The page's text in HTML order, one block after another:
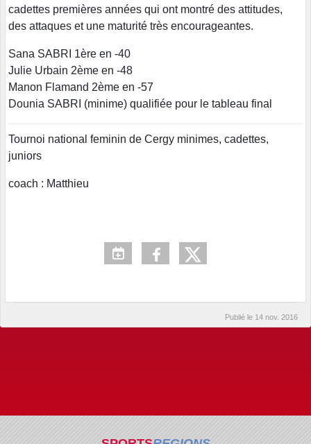
cadettes premières années qui ont montré des attitudes,
des attaques et une maturité très encourageantes.
Sana SABRI 1ère en -40
Julie Urbain 2ème en -48
Manon Flamand 2ème en -57
Dounia SABRI (minime) qualifiée pour le tableau final
Tournoi national feminin de Cergy minimes, cadettes,
juniors
coach : Matthieu
Publié le 14 nov. 2016